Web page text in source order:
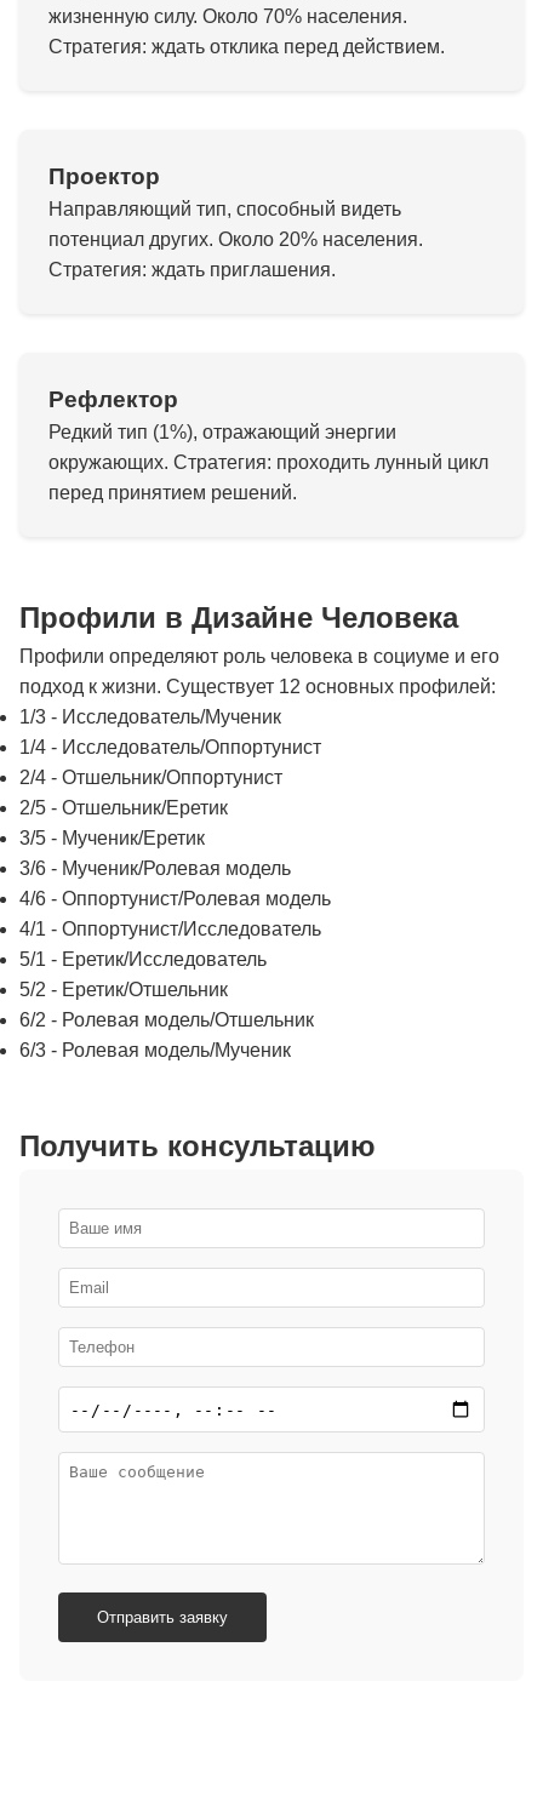
жизненную силу. Около 70% населения.
Стратегия: ждать отклика перед действием.
Проектор
Направляющий тип, способный видеть
потенциал других. Около 20% населения.
Стратегия: ждать приглашения.
Рефлектор
Редкий тип (1%), отражающий энергии
окружающих. Стратегия: проходить лунный цикл
перед принятием решений.
Профили в Дизайне Человека
Профили определяют роль человека в социуме и его
подход к жизни. Существует 12 основных профилей:
1/3 - Исследователь/Мученик
1/4 - Исследователь/Оппортунист
2/4 - Отшельник/Оппортунист
2/5 - Отшельник/Еретик
3/5 - Мученик/Еретик
3/6 - Мученик/Ролевая модель
4/6 - Оппортунист/Ролевая модель
4/1 - Оппортунист/Исследователь
5/1 - Еретик/Исследователь
5/2 - Еретик/Отшельник
6/2 - Ролевая модель/Отшельник
6/3 - Ролевая модель/Мученик
Получить консультацию
Отправить заявку